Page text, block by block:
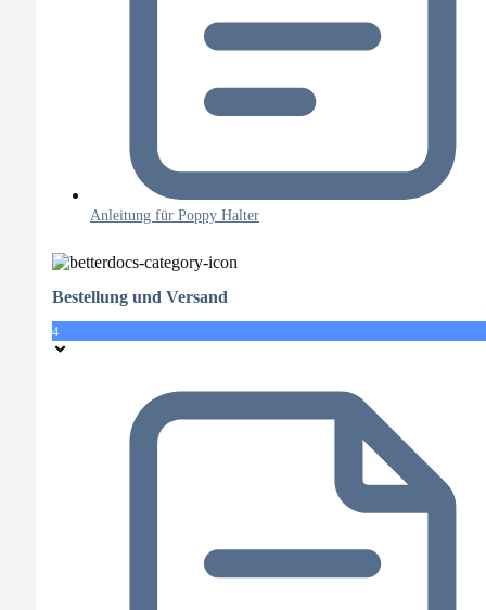
Anleitung für Poppy Halter
Bestellung und Versand
4